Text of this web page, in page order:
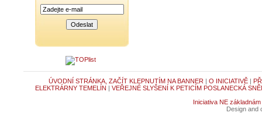
ÚVODNÍ STRÁNKA, ZAČÍT KLEPNUTÍM NA BANNER | O INICIATIVĚ|
ELEKTRÁRNY TEMELÍN | VEŘEJNÉ SLYŠENÍ K PETICÍM POSLANECKÁ
Iniciativa NE základnám
Design and